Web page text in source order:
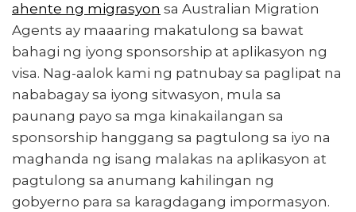
ahente ng migrasyon sa Australian Migration
Agents ay maaaring makatulong sa bawat
bahagi ng iyong sponsorship at aplikasyon ng
visa. Nag-aalok kami ng patnubay sa paglipat na
nababagay sa iyong sitwasyon, mula sa
paunang payo sa mga kinakailangan sa
sponsorship hanggang sa pagtulong sa iyo na
maghanda ng isang malakas na aplikasyon at
pagtulong sa anumang kahilingan ng
gobyerno para sa karagdagang impormasyon.